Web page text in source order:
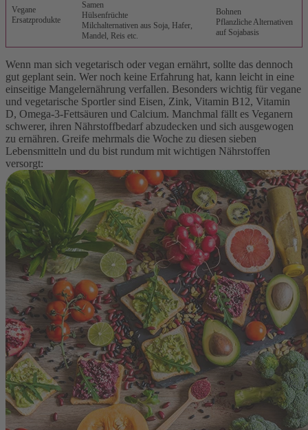
Bohnen
Pflanzliche Alternativen
auf Sojabasis
Vegane
Ersatzprodukte
Samen
Hülsenfrüchte
Milchalternativen aus Soja, Hafer,
Mandel, Reis etc.
Wenn man sich vegetarisch oder vegan ernährt, sollte das dennoch
gut geplant sein. Wer noch keine Erfahrung hat, kann leicht in eine
einseitige Mangelernährung verfallen. Besonders wichtig für vegane
und vegetarische Sportler sind Eisen, Zink, Vitamin B12, Vitamin
D, Omega-3-Fettsäuren und Calcium. Manchmal fällt es Veganern
schwerer, ihren Nährstoffbedarf abzudecken und sich ausgewogen
zu ernähren. Greife mehrmals die Woche zu diesen sieben
Lebensmitteln und du bist rundum mit wichtigen Nährstoffen
versorgt: